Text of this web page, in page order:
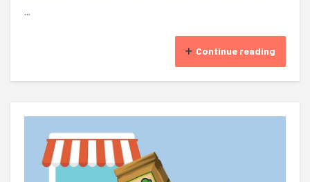
...
Continue reading